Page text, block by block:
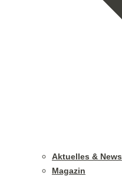
Aktuelles & News
Magazin